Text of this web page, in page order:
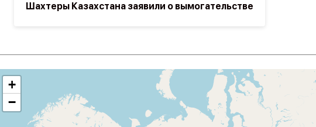
Шахтеры Казахстана заявили о вымогательстве
+
−